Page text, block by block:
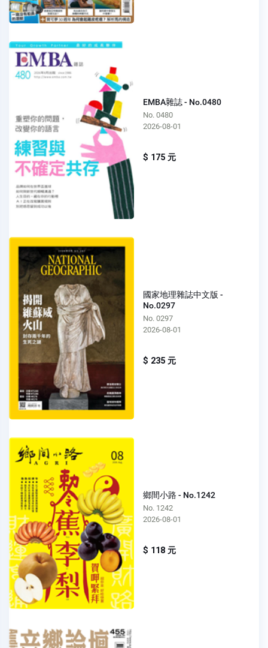
EMBA雜誌 - No.0480
No. 0480
2026-08-01
$ 175 元
國家地理雜誌中文版 -
No.0297
No. 0297
2026-08-01
$ 235 元
鄉間小路 - No.1242
No. 1242
2026-08-01
$ 118 元